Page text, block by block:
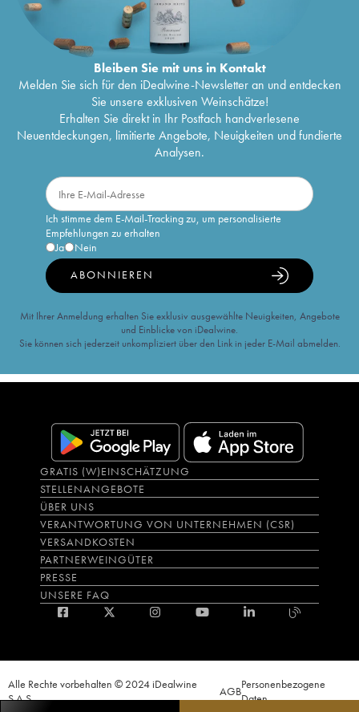
Bleiben Sie mit uns in Kontakt
Melden Sie sich für den iDealwine-Newsletter an und entdecken
Sie unsere exklusiven Weinschätze!
Erhalten Sie direkt in Ihr Postfach handverlesene
Neuentdeckungen, limitierte Angebote, Neuigkeiten und fundierte
Analysen.
Ich stimme dem E-Mail-Tracking zu, um personalisierte
Empfehlungen zu erhalten
Ja
Nein
ABONNIEREN
Mit Ihrer Anmeldung erhalten Sie exklusiv ausgewählte Neuigkeiten, Angebote
und Einblicke von iDealwine.
Sie können sich jederzeit unkompliziert über den Link in jeder E-Mail abmelden.
GRATIS (W)EINSCHÄTZUNG
STELLENANGEBOTE
ÜBER UNS
VERANTWORTUNG VON UNTERNEHMEN (CSR)
VERSANDKOSTEN
PARTNERWEINGÜTER
PRESSE
UNSERE FAQ
Alle Rechte vorbehalten © 2024 iDealwine
S.A.S.
AGBPersonenbezogene
Daten